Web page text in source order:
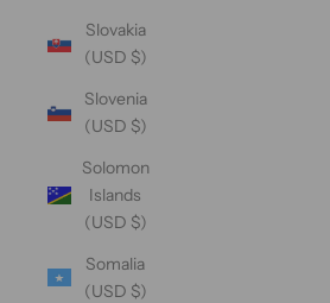
Slovakia
(USD $)
Slovenia
(USD $)
Solomon
Islands
(USD $)
Somalia
(USD $)